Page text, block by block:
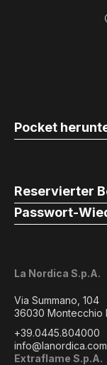
La Nordica S.p.A.
Via Summano, 104
36030 Montecchio
+39.0445.804000
info@lanordica.com
Extraflame S.p.A.
Pocket
Reservierter
Passwort-